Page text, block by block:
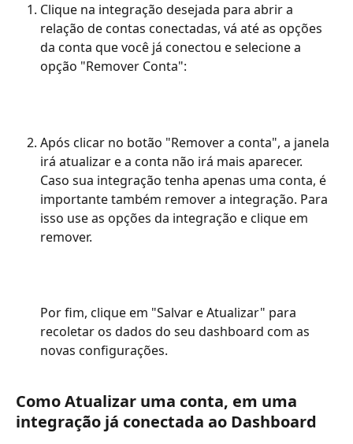
Clique na integração desejada para abrir a
relação de contas conectadas, vá até as opções
da conta que você já conectou e selecione a
opção "Remover Conta":
Após clicar no botão "Remover a conta", a janela
irá atualizar e a conta não irá mais aparecer.
Caso sua integração tenha apenas uma conta, é
importante também remover a integração. Para
isso use as opções da integração e clique em
remover.
Por fim, clique em "Salvar e Atualizar" para
recoletar os dados do seu dashboard com as
novas configurações.
Como Atualizar uma conta, em uma
integração já conectada ao Dashboard